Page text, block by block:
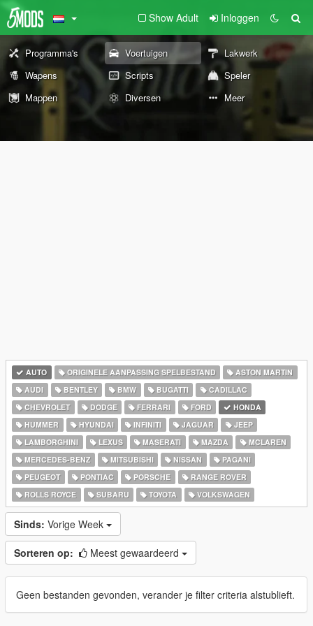
Show Adult Inloggen
Programma's Voertuigen
Lakwerk
Wapens
Scripts
Speler
Mappen
Diversen Meer
AUTO ORIGINELE AANPASSING SPELBESTAND
ASTON MARTIN
AUDI
BENTLEY BMW BUGATTI
CADILLAC
CHEVROLET
DODGE FERRARI FORD
HONDA
HUMMER
HYUNDAI INFINITI JAGUAR
JEEP
LAMBORGHINI
LEXUS MASERATI MAZDA
MCLAREN
MERCEDES-BENZ
MITSUBISHI NISSAN
PAGANI
PEUGEOT
PONTIAC PORSCHE
RANGE ROVER
ROLLS ROYCE
SUBARU TOYOTA VOLKSWAGEN
Sinds: Vorige Week
Sorteren op: Meest gewaardeerd
Geen bestanden gevonden, verander je filter criteria alstublieft.